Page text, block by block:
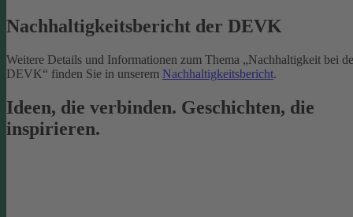
Nachhaltigkeitsbericht der DEVK
Weitere Details und Informationen zum Thema „Nachhaltigkeit bei
DEVK“ finden Sie in unserem Nachhaltigkeitsbericht.
Ideen, die verbinden. Geschichten, die
inspirieren.